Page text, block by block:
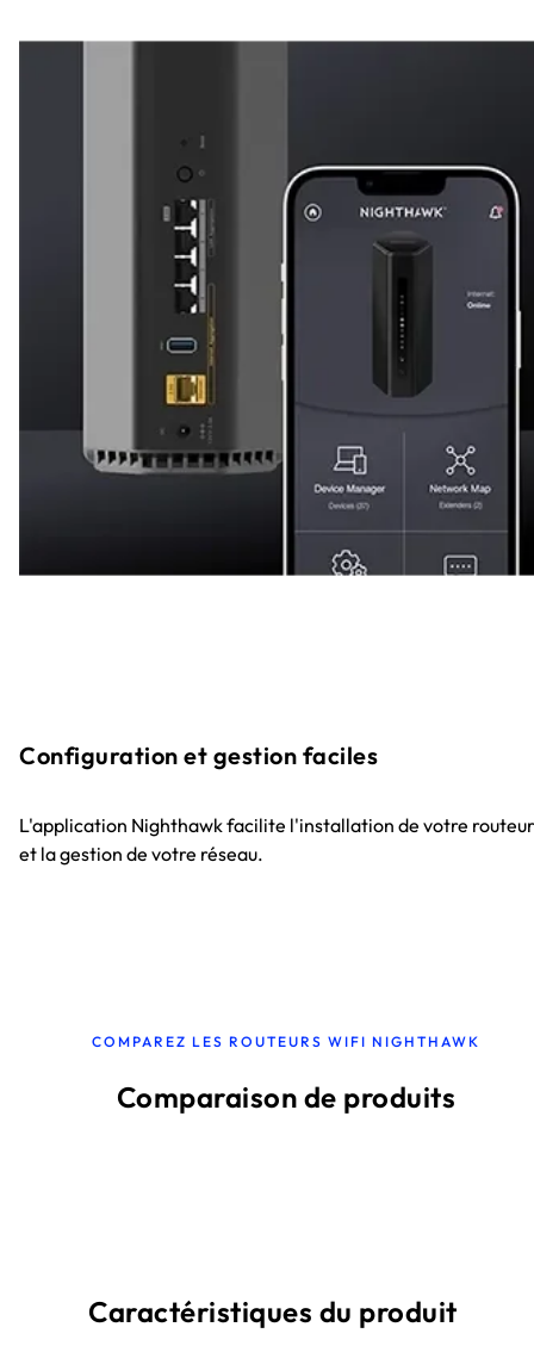
Configuration et gestion faciles
L'application Nighthawk facilite l'installation de votre routeur
et la gestion de votre réseau.
COMPAREZ LES ROUTEURS WIFI NIGHTHAWK
Comparaison de produits
Caractéristiques du produit